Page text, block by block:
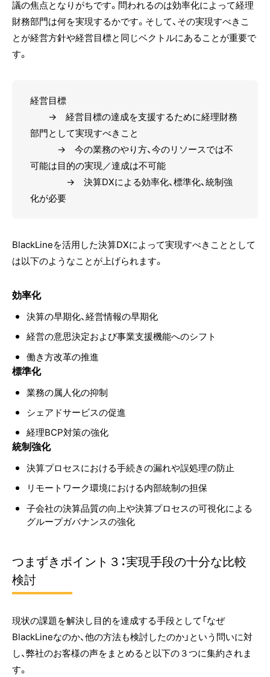
議の焦点となりがちです。問われるのは効率化によって経理
財務部門は何を実現するかです。そして、その実現すべきこ
とが経営方針や経営目標と同じベクトルにあることが重要で
す。
経営目標
→ 経営目標の達成を支援するために経理財務
部門として実現すべきこと
→ 今の業務のやり方、今のリソースでは不
可能は目的の実現／達成は不可能
→ 決算DXによる効率化、標準化、統制強
化が必要
BlackLineを活用した決算DXによって実現すべきこととして
は以下のようなことが上げられます。
効率化
決算の早期化、経営情報の早期化
経営の意思決定および事業支援機能へのシフト
働き方改革の推進
標準化
業務の属人化の抑制
シェアドサービスの促進
経理BCP対策の強化
統制強化
決算プロセスにおける手続きの漏れや誤処理の防止
リモートワーク環境における内部統制の担保
子会社の決算品質の向上や決算プロセスの可視化による
グループガバナンスの強化
つまずきポイント３：実現手段の十分な比較
検討
現状の課題を解決し目的を達成する手段として「なぜ
BlackLineなのか、他の方法も検討したのか」という問いに対
し、弊社のお客様の声をまとめると以下の３つに集約されま
す。